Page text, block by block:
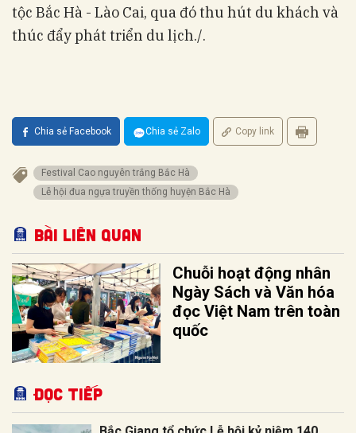
tộc Bắc Hà - Lào Cai, qua đó thu hút du khách và
thúc đẩy phát triển du lịch./.
Chia sẻ Facebook Chia sẻ Zalo Copy link
Festival Cao nguyên trắng Bắc Hà
Lễ hội đua ngựa truyền thống huyện Bắc Hà
Bài liên quan
Chuỗi hoạt động nhân
Ngày Sách và Văn hóa
đọc Việt Nam trên toàn
quốc
Đọc tiếp